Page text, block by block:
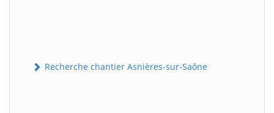
Recherche chantier Asnières-sur-Saône